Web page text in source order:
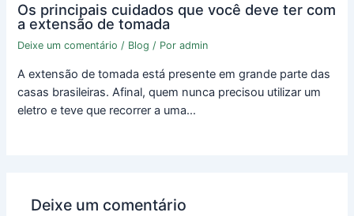
Os principais cuidados que você deve ter com
a extensão de tomada
Deixe um comentário / Blog / Poradmin
A extensão de tomada está presente em grande parte das
casas brasileiras. Afinal, quem nunca precisou utilizar um
eletro e teve que recorrer a uma…
Deixe um comentário